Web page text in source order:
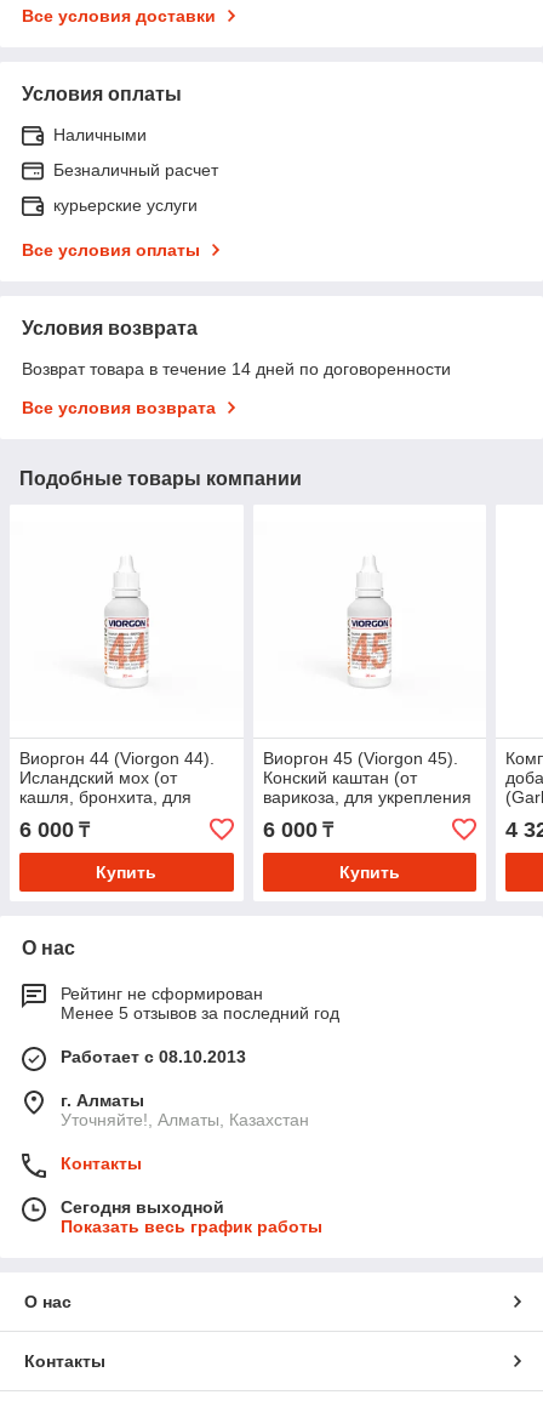
Все условия доставки
Условия оплаты
Наличными
Безналичный расчет
курьерские услуги
Все условия оплаты
Условия возврата
Возврат товара в течение 14 дней по договоренности
Все условия возврата
Подобные товары компании
Виоргон 44 (Viorgon 44).
Исландский мох (от
кашля, бронхита, для
легких и бронхов)
6 000 ₸
Купить
Виоргон 45 (Viorgon 45).
Конский каштан (от
варикоза, для укрепления
сосудов и вен)
6 000₸
Купить
4
О нас
Рейтинг не сформирован
Менее 5 отзывов за последний год
Работает с 08.10.2013
г. Алматы
Уточняйте!, Алматы, Казахстан
Контакты
Сегодня выходной
Показать весь график работы
О нас
Контакты